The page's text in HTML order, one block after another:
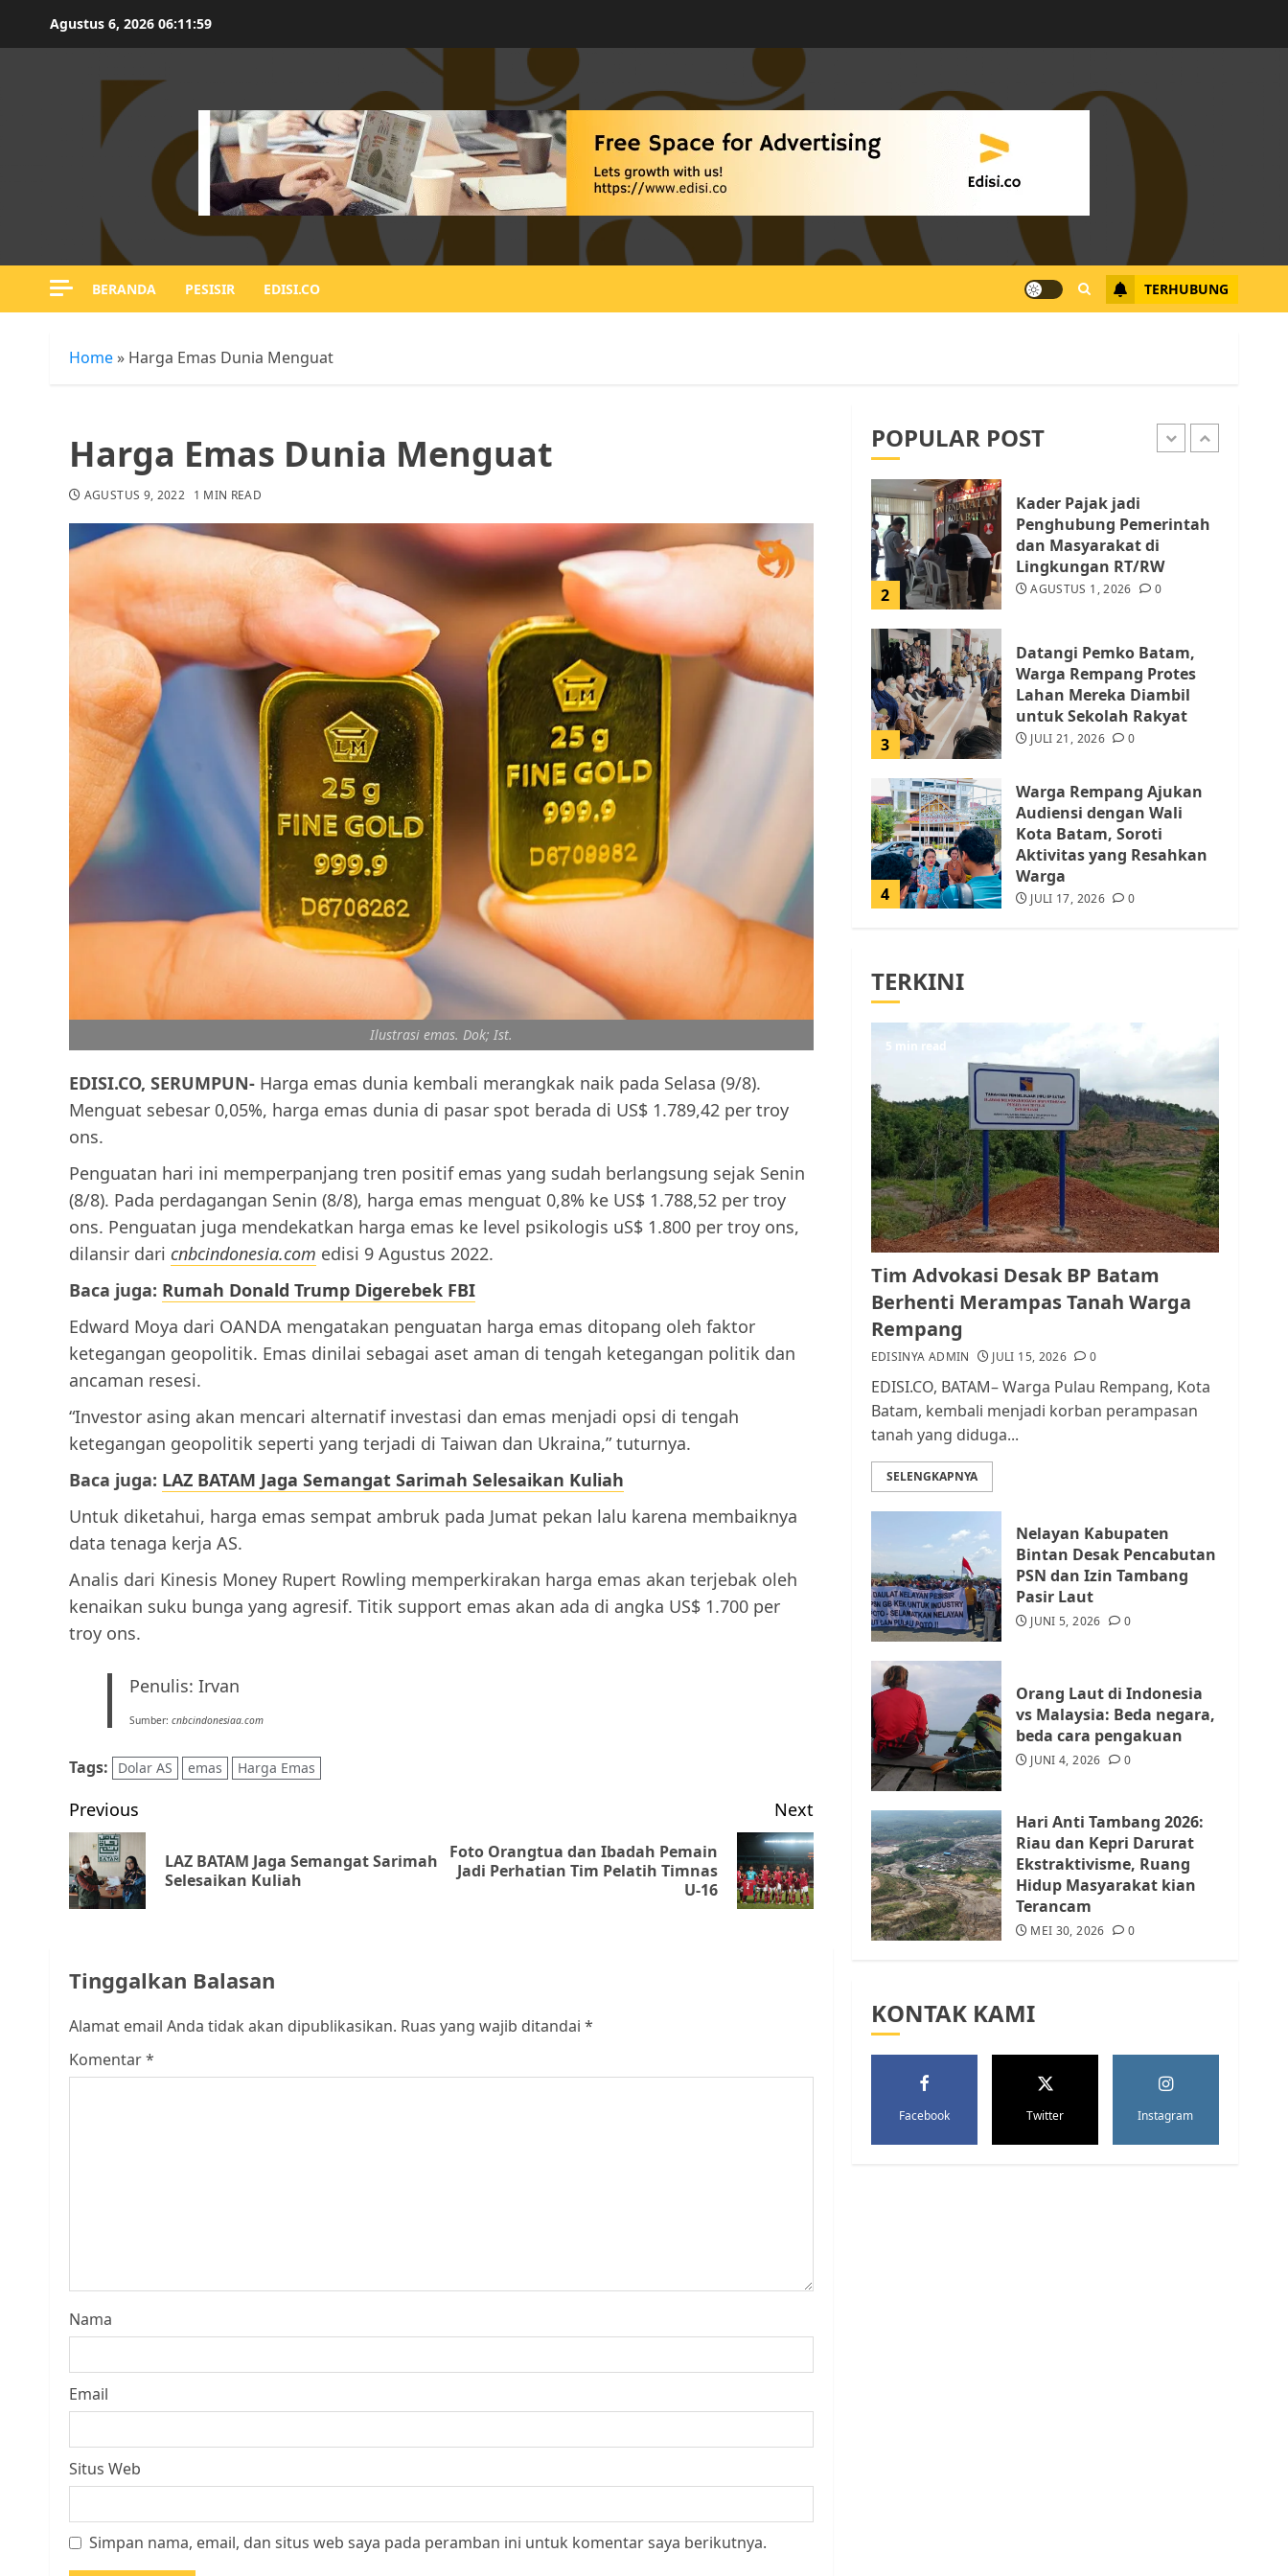
Agustus 6, 2026 06:12:00
BERANDA PESISIR EDISI.CO TERHUBUNG
Home » Harga Emas Dunia Menguat
Harga Emas Dunia Menguat
AGUSTUS 9, 2022 1 MIN READ
Ilustrasi emas. Dok; Ist.
EDISI.CO, SERUMPUN- Harga emas dunia kembali merangkak naik pada Selasa (9/8).
Menguat sebesar 0,05%, harga emas dunia di pasar spot berada di US$ 1.789,42 per troy
ons.
Penguatan hari ini memperpanjang tren positif emas yang sudah berlangsung sejak Senin
(8/8). Pada perdagangan Senin (8/8), harga emas menguat 0,8% ke US$ 1.788,52 per troy
ons. Penguatan juga mendekatkan harga emas ke level psikologis uS$ 1.800 per troy ons,
dilansir dari cnbcindonesia.com edisi 9 Agustus 2022.
Baca juga: Rumah Donald Trump Digerebek FBI
Edward Moya dari OANDA mengatakan penguatan harga emas ditopang oleh faktor
ketegangan geopolitik. Emas dinilai sebagai aset aman di tengah ketegangan politik dan
ancaman resesi.
“Investor asing akan mencari alternatif investasi dan emas menjadi opsi di tengah
ketegangan geopolitik seperti yang terjadi di Taiwan dan Ukraina,” tuturnya.
Baca juga: LAZ BATAM Jaga Semangat Sarimah Selesaikan Kuliah
Untuk diketahui, harga emas sempat ambruk pada Jumat pekan lalu karena membaiknya
data tenaga kerja AS.
Analis dari Kinesis Money Rupert Rowling memperkirakan harga emas akan terjebak oleh
kenaikan suku bunga yang agresif. Titik support emas akan ada di angka US$ 1.700 per
troy ons.
Penulis: Irvan
Sumber: cnbcindonesiaa.com
Tags: Dolar AS emas Harga Emas
Post
navigation
Previous
Previous
LAZ BATAM Jaga Semangat Sarimah
Selesaikan Kuliah
Next
Next
Foto Orangtua dan Ibadah Pemain
Jadi Perhatian Tim Pelatih Timnas
U-16
Tinggalkan Balasan
Alamat email Anda tidak akan dipublikasikan. Ruas yang wajib ditandai *
Komentar*
Nama
Email
Situs Web
Simpan nama, email, dan situs web saya pada peramban ini untuk komentar saya berikutnya.
POPULAR POST
Warga Rempang Ajukan
Kota Batam, Soroti
Aktivitas yang Resahkan
0
Batam Berhenti
Merampas Tanah Warga
Rempang
JULI 15, 2026
1 AGUSTUS 1, 2026
2
Kader Pajak jadi
Penghubung Pemerintah
dan Masyarakat di
Lingkungan RT/RW
AGUSTUS 1, 2026 0
3
Datangi Pemko Batam,
Warga Rempang Protes
Lahan Mereka Diambil
untuk Sekolah Rakyat
JULI 21, 2026 0
4
Warga Rempang Ajukan
Audiensi dengan Wali
Kota Batam, Soroti
Aktivitas yang Resahkan
Warga
JULI 17, 2026 0
5 JULI 15, 2026
1
Pemko Batam Tegaskan
RT dan RW bukan Petugas
Pendataan dan
Pemungutan Pajak
AGUSTUS 1, 2026 0
2
Kader Pajak jadi
Penghubung Pemerintah
dan Masyarakat di
Lingkungan RT/RW
3
Datangi Pemko Batam,
Warga Rempang Protes
Lahan Mereka Diambil
4
Warga Rempang Ajukan
Audiensi dengan Wali
Kota Batam, Soroti
Aktivitas yang Resahkan
Warga
5
Tim Advokasi Desak BP
Batam Berhenti
Merampas Tanah Warga
Rempang
TERKINI
5 min read
Tim Advokasi Desak BP Batam
Berhenti Merampas Tanah Warga
Rempang
EDISINYA ADMIN JULI 15, 2026 0
EDISI.CO, BATAM– Warga Pulau Rempang, Kota
Batam, kembali menjadi korban perampasan
tanah yang diduga...
SELENGKAPNYA
Nelayan Kabupaten
Bintan Desak Pencabutan
PSN dan Izin Tambang
Pasir Laut
JUNI 5, 2026 0
Orang Laut di Indonesia
vs Malaysia: Beda negara,
beda cara pengakuan
JUNI 4, 2026 0
Hari Anti Tambang 2026:
Riau dan Kepri Darurat
Ekstraktivisme, Ruang
Hidup Masyarakat kian
Terancam
MEI 30, 2026 0
KONTAK KAMI
Facebook Twitter Instagram